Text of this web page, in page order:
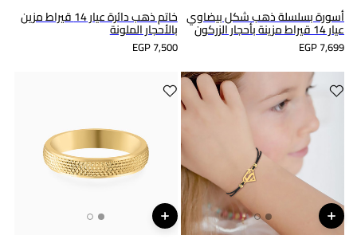
أسورة بسلسلة ذهب شكل بيضاوي
عيار 14 قيراط مزينة بأحجار الزركون
EGP 7,699
خاتم ذهب دائرة عيار 14 قيراط مزين
بالأحجار الملونة
EGP 7,500